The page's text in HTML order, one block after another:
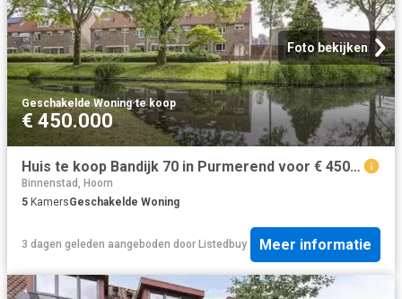
Foto bekijken
Geschakelde Woning·te koop
€ 450.000
Huis te koop Bandijk 70 in Purmerend voor € 450.000
Binnenstad, Hoorn
5 KamersGeschakelde Woning
3 dagen geleden aangeboden door Listedbuy Meer informatie